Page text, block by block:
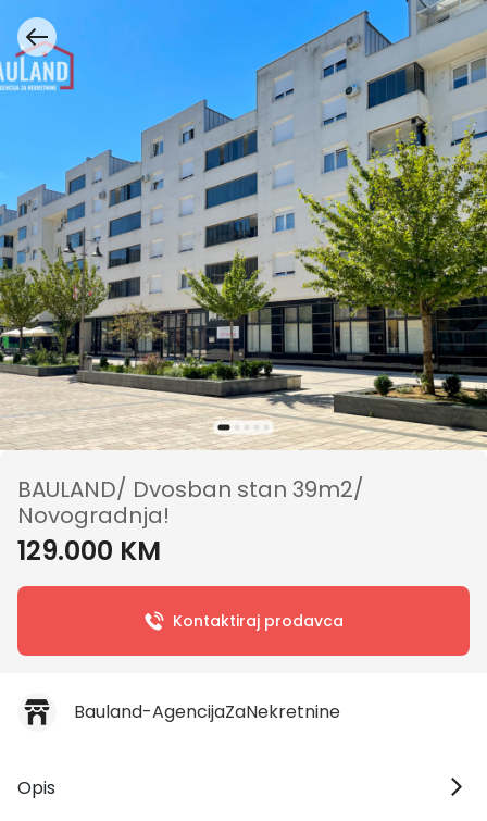
BAULAND/ Dvosban stan 39m2/
Novogradnja!
129.000 KM
Kontaktiraj prodavca
Bauland-AgencijaZaNekretnine
Opis